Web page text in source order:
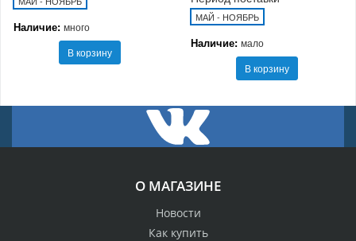
Наличие: много
В корзину
МАЙ - НОЯБРЬ
Наличие: мало
В корзину
О МАГАЗИНЕ
Новости
Как купить